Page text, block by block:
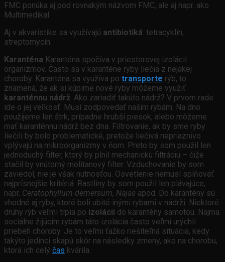
FMC ponúka aj pod rovnakým názvom FMC, ale aj napr. ako
Multimedikal.
Aj v akvaristike sa využívajú antibiotiká: tetracyklín,
streptomycín.
Karanténa Karanténa spočíva v priestorovej izolácii
organizmov. Často sa v karanténe ryby liečia z nejakej
choroby. Karanténa sa využíva po transporte rýb, to
znamená, že ak si kúpime nové ryby môžeme využiť
karanténnu nádrž. Ako zariadiť takúto nádrž? V prvom rade
ide o jej veľkosť. Musí zodpovedať našim rybám. Na dno
použijeme len štrk, prípadne hrubší piesok, alebo môžeme
mať karanténnu nádrž bez dna. Filtrovanie, ak by sme ryby
liečili by bolo problematické, pretože liečivá nepriaznivo
vplývajú na mikroorganizmy v ňom. Preto by som použil len
jednoduchý filter, ktorý by plnil mechanickú filtráciu – čiže
stačil by vnútorný molitanový filter. Vzduchovanie by som
zaviedol, nie je však nutnosťou. Osvetlenie nemusí splňovať
najprísnejšie kritériá. Rastliny by som použil len plávajúce,
napr. Ceratophyllum demersum, Najas apod. Do karantény sú
vhodné aj ryby, ktoré boli ubité inými rybami v nádrži. Niektoré
druhy rýb veľmi trpia po izolácii do karantény samotou. Najmä
sociálne žijúcim rybám táto izolácia často veľmi urýchli
priebeh choroby. Je to veľmi ťažko riešiteľná situácia, kedy
takýto jedinci skapú skôr na následky zmeny, ako na chorobu,
ktorá ich celý čas kvárila.